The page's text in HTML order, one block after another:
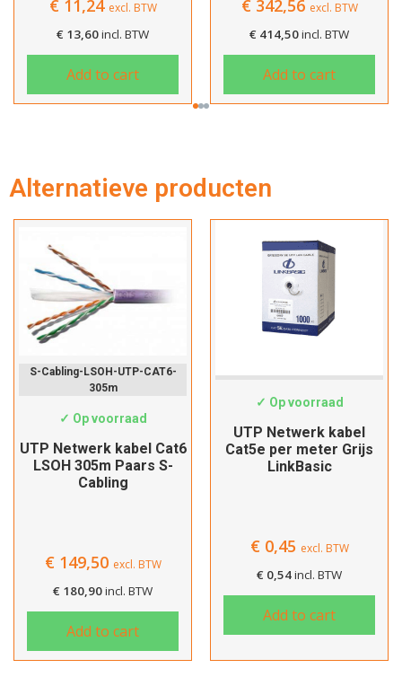
€11,24 excl. BTW
€ 13,60incl. BTW
Add to cart
€342,56 excl. BTW
€ 414,50incl. BTW
Add to cart
Alternatieve producten
S-Cabling-LSOH-UTP-CAT6-
305m
✓ Op voorraad
UTP Netwerk kabel Cat6
LSOH 305m Paars S-
Cabling
€149,50 excl. BTW
€ 180,90incl. BTW
Add to cart
✓ Op voorraad
UTP Netwerk kabel
Cat5e per meter Grijs
LinkBasic
€0,45 excl. BTW
€ 0,54incl. BTW
Add to cart
Hartelijk dank!
Dit product is succesvol toegevoegd
aan uw winkelwagen!